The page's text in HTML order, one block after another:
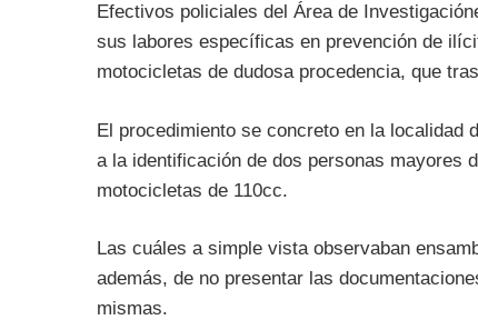
Efectivos policiales del Área de
sus labores específicas en prevención de
motocicletas de dudosa procedencia, que
El procedimiento se concreto en la localidad
a la identificación de dos personas mayores
motocicletas de 110cc.
Las cuáles a simple vista observaban
además, de no presentar las
mismas.